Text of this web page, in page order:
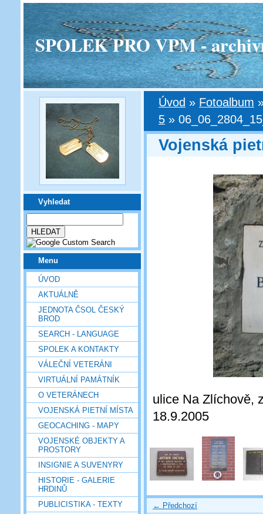
SPOLEK PRO VPM -
Vyhledat
Menu
ÚVOD
AKTUÁLNĚ
JEDNOTA ČSOL ČESKÝ
BROD
SEARCH - LANGUAGE
SPOLEK A KONTAKTY
VÁLEČNÍ VETERÁNI
VIRTUÁLNÍ PAMÁTNÍK
O VETERÁNECH
VOJENSKÁ PIETNÍ MÍSTA
GEOCACHING - MAPY
VOJENSKÉ OBJEKTY A
PROSTORY
INSIGNIE A SUVENYRY
HISTORIE - GALERIE
HRDINŮ
PUBLICISTIKA - TEXTY
Úvod » Fotoalbum
5 »
Vojenská
ulice Na Zlíchově,
18.9.2005
← Předchozí